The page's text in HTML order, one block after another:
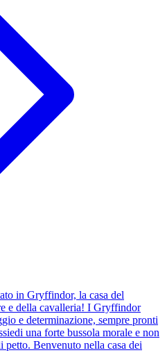
in Gryffindor, la casa del
e della cavalleria! I Gryffindor
e determinazione, sempre pronti
una forte bussola morale e non
Benvenuto nella casa dei